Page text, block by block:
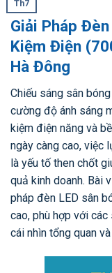
Th7
Giải Pháp
Kiệm Điện
Hà Đông
Chiếu sáng sân
cường độ ánh sáng
kiệm điện năng và
ngày càng cao, việc
là yếu tố then chốt
quả kinh doanh. Bài
pháp đèn LED sân
cao, phù hợp với
cái nhìn tổng quan